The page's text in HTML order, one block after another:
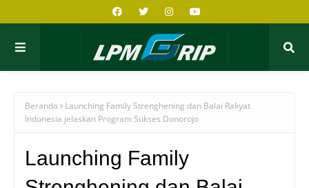
Beranda
Launching Family Strenghening dan Balai Rakyat
Indonesia jelaskan Program Sukses Donorojo
Launching Family